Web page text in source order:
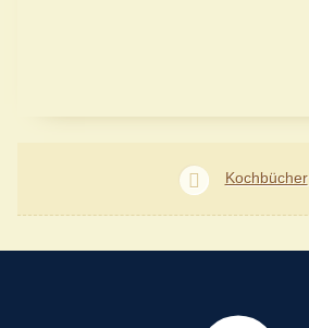
Kochbücher